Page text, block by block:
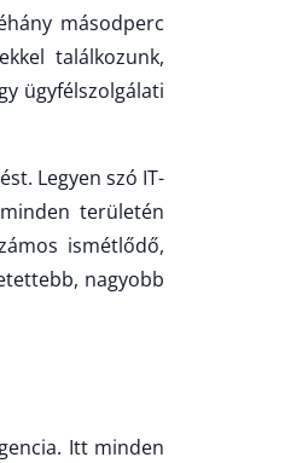
másodperc
találkozunk,
ügyfélszolgálati
Legyen szó IT-
területén
ismétlődő,
nagyobb
Itt minden